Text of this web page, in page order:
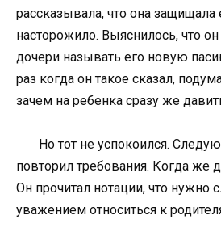
рассказывала, что она
насторожило. Выяснилось, что он
дочери называть его новую
раз когда он такое сказал,
зачем на ребенка сразу же
Но тот не успокоился.
повторил требования. Когда же
Он прочитал нотации, что нужно
уважением относиться к